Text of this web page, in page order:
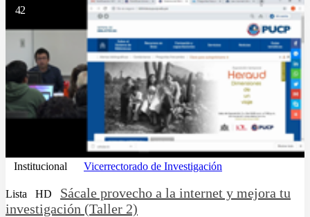
42
Institucional Vicerrectorado de Investigación
Lista HD
Sácale provecho a la internet y mejora tu
investigación (Taller 2)